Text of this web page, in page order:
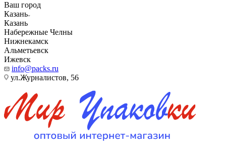
Ваш город
Казань
Казань
Набережные Челны
Нижнекамск
Альметьевск
Ижевск
info@packs.ru
ул.Журналистов, 56